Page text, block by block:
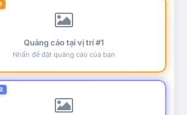
Quảng cáo tại vị trí #1
Nhấn để đặt quảng cáo của bạn